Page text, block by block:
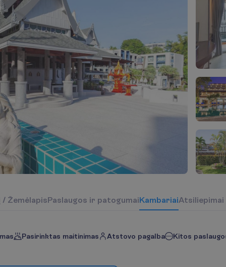
/ ŽemėlapisPaslaugos ir patogumaiKambariaiAtsiliepimai
Pasirinktas maitinimas Atstovo pagalba Kitos